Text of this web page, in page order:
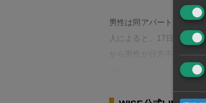
男性は同アパートメント
人によると、17日の夜に
から男性が行方不明にな